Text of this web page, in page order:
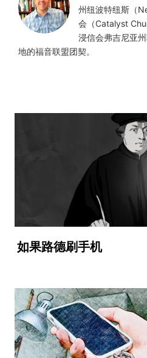
州纽波特纽斯（
会（Catalyst
浸信会弗吉尼亚
地的福音联盟团契。
如果路德刷手机